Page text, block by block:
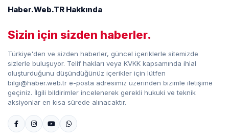
Haber.Web.TR Hakkında
Sizin için sizden haberler.
Türkiye'den ve sizden haberler, güncel içeriklerle sitemizde
sizlerle buluşuyor. Telif hakları veya KVKK kapsamında ihlal
oluşturduğunu düşündüğünüz içerikler için lütfen
bilgi@haber.web.tr e-posta adresimiz üzerinden bizimle iletişime
geçiniz. İlgili bildirimler incelenerek gerekli hukuki ve teknik
aksiyonlar en kısa sürede alınacaktır.